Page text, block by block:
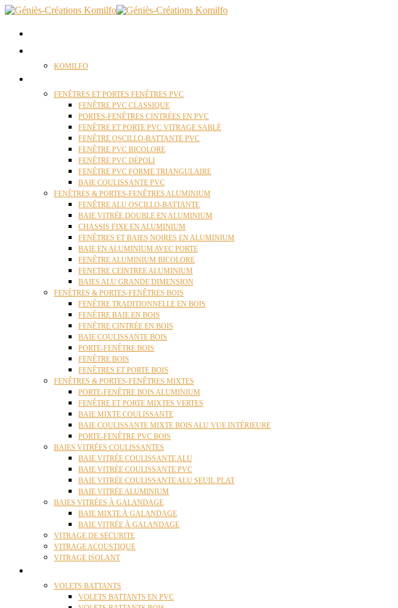
KOMILFO
FENÊTRES ET PORTES FENÊTRES PVC
FENÊTRE PVC CLASSIQUE
PORTES-FENÊTRES CINTRÉES EN PVC
FENÊTRE ET PORTE PVC VITRAGE SABLÉ
FENÊTRE OSCILLO-BATTANTE PVC
FENÊTRE PVC BICOLORE
FENÊTRE PVC DÉPOLI
FENÊTRE PVC FORME TRIANGULAIRE
BAIE COULISSANTE PVC
FENÊTRES & PORTES-FENÊTRES ALUMINIUM
FENÊTRE ALU OSCILLO-BATTANTE
BAIE VITRÉE DOUBLE EN ALUMINIUM
CHASSIS FIXE EN ALUMINIUM
FENÊTRES ET BAIES NOIRES EN ALUMINIUM
BAIE EN ALUMINIUM AVEC PORTE
FENÊTRE ALUMINIUM BICOLORE
FENETRE CEINTREE ALUMINIUM
BAIES ALU GRANDE DIMENSION
FENÊTRES & PORTES-FENÊTRES BOIS
FENÊTRE TRADITIONNELLE EN BOIS
FENÊTRE BAIE EN BOIS
FENÊTRE CINTRÉE EN BOIS
BAIE COULISSANTE BOIS
PORTE-FENÊTRE BOIS
FENÊTRE BOIS
FENÊTRES ET PORTE BOIS
FENÊTRES & PORTES-FENÊTRES MIXTES
PORTE-FENÊTRE BOIS ALUMINIUM
FENÊTRE ET PORTE MIXTES VERTES
BAIE MIXTE COULISSANTE
BAIE COULISSANTE MIXTE BOIS ALU VUE INTÉRIEURE
PORTE-FENÊTRE PVC BOIS
BAIES VITRÉES COULISSANTES
BAIE VITRÉE COULISSANTE ALU
BAIE VITRÉE COULISSANTE PVC
BAIE VITRÉE COULISSANTE ALU SEUIL PLAT
BAIE VITRÉE ALUMINIUM
BAIES VITRÉES À GALANDAGE
BAIE MIXTE À GALANDAGE
BAIE VITRÉE À GALANDAGE
VITRAGE DE SECURITE
VITRAGE ACOUSTIQUE
VITRAGE ISOLANT
VOLETS BATTANTS
VOLETS BATTANTS EN PVC